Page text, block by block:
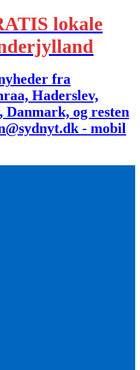
lokale
fra
Haderslev,
Danmark, og resten
- mobil